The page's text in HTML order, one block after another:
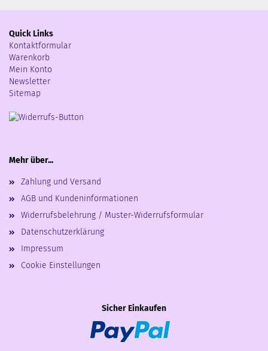
Quick Links
Kontaktformular
Warenkorb
Mein Konto
Newsletter
Sitemap
Mehr über...
Zahlung und Versand
AGB und Kundeninformationen
Widerrufsbelehrung / Muster-Widerrufsformular
Datenschutzerklärung
Impressum
Cookie Einstellungen
Sicher Einkaufen